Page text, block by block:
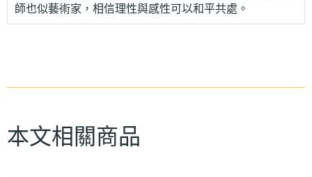
師也似藝術家，相信理性與感性可以和平共處。
本文相關商品